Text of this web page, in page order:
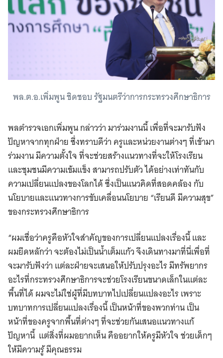
พล.ต.อ.เพิ่มพูน ชิดชอบ รัฐมนตรีว่าการกระทรวงศึกษาธิการ
พลตำรวจเอกเพิ่มพูน กล่าวว่า มาร่วมงานนี้ เพื่อที่จะมารับฟัง
ปัญหาจากทุกฝ่าย ซึ่งทราบดีว่า ครูและหน่วยงานต่างๆ ที่เข้ามา
ร่วมงาน มีความตั้งใจ ที่จะช่วยสร้างแนวทางที่จะให้โรงเรียน
และชุมชนมีความเข้มแข็ง สามารถปรับตัว ได้อย่างเท่าทันกับ
ความเปลี่ยนแปลงของโลกได้ ซึ่งเป็นแนวคิดที่สอดคล้อง กับ
นโยบายและแนวทางการขับเคลื่อนนโยบาย “เรียนดี มีความสุข”
ของกระทรวงศึกษาธิการ
“ผมเชื่อว่าครูคือหัวใจสำคัญของการเปลี่ยนแปลงเรื่องนี้ และ
ผมยึดหลักว่า จะต้องไม่เป็นน้ำเต็มแก้ว จึงเดินทางมาที่นี่เพื่อที่
จะมารับฟังว่า แต่ละฝ่ายจะเสนอให้ปรับปรุงอะไร มีทรัพยากร
อะไรที่กระทรวงศึกษาธิการจะช่วยโรงเรียนขนาดเล็กในแต่ละ
พื้นที่ได้ ผมจะไม่ใช่ผู้ที่มีบทบาทไปเปลี่ยนแปลงอะไร เพราะ
บทบาทการเปลี่ยนแปลงเรื่องนี้ เป็นหน้าที่ของพวกท่าน เป็น
หน้าที่ของครูจากพื้นที่ต่างๆ ที่จะช่วยกันเสนอแนวทางแก้
ปัญหานี้ แต่สิ่งที่ผมอยากเห็น คืออยากให้ครูมีหัวใจ ช่วยเด็กๆ
ให้มีความรู้ มีคุณธรรม